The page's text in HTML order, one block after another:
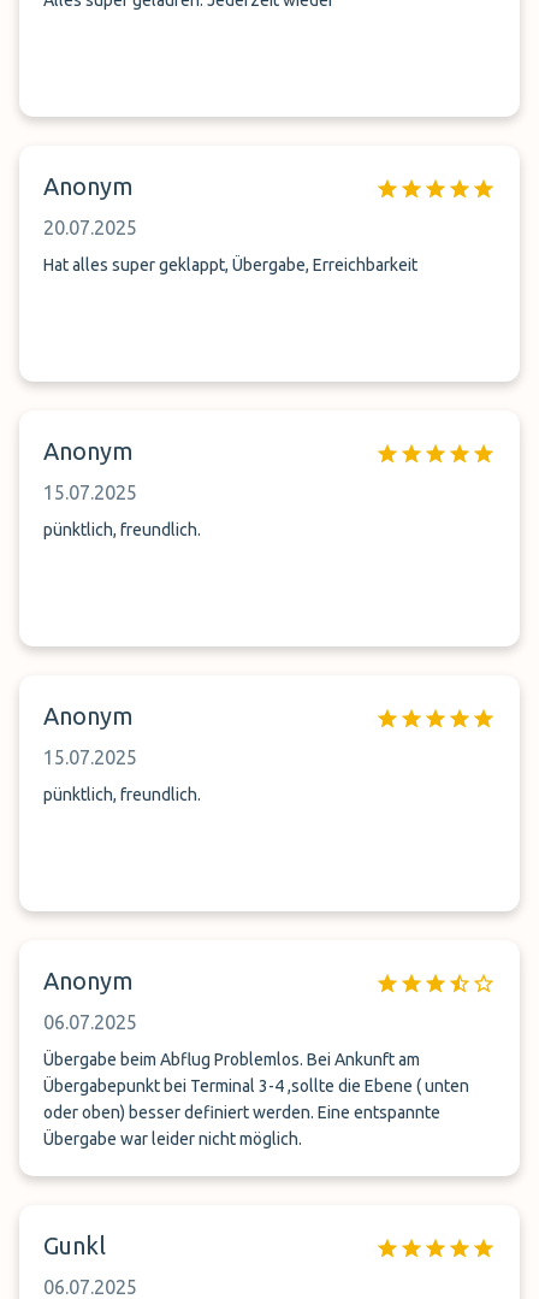
Anonym
20.07.2025
Hat alles super geklappt, Übergabe, Erreichbarkeit
Anonym
15.07.2025
pünktlich, freundlich.
Anonym
15.07.2025
pünktlich, freundlich.
Anonym
06.07.2025
Übergabe beim Abflug Problemlos. Bei Ankunft am
Übergabepunkt bei Terminal 3-4 ,sollte die Ebene ( unten
oder oben) besser definiert werden. Eine entspannte
Übergabe war leider nicht möglich.
Gunkl
06.07.2025